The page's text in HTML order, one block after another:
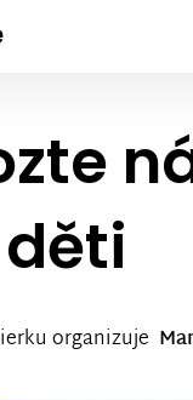
organizuje